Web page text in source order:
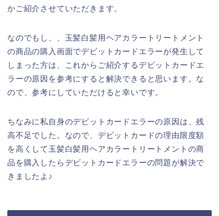
かご紹介させていただきます。
なのでもし、、玉髪白髪用ヘアカラートリートメント
の商品の購入画面でデビットカードエラーが発生して
しまった方は、これからご紹介するデビットカードエ
ラーの原因を参考にすると解決できると思います。な
ので、参考にしていただけると幸いです。
ちなみに私自身のデビットカードエラーの原因は、残
高不足でした。なので、デビットカードの理由限度額
を高くして玉髪白髪用ヘアカラートリートメントの商
品を購入したらデビットカードエラーの問題が解決で
きましたよ♪